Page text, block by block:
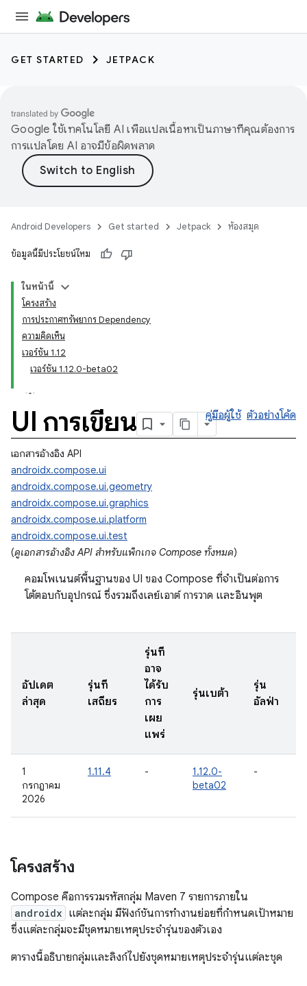
GET STARTED JETPACK
Google ใช้เทคโนโลยี AI เพื่อแปลเนื้อหาเป็นภาษาที่คุณต้องการ
การแปลโดย AI อาจมีข้อผิดพลาด
Android Developers Get started Jetpack ห้องสมุด
ข้อมูลนี้มีประโยชน์ไหม
ในหน้านี้
โครงสร้าง
การประกาศทรัพยากร Dependency
ความคิดเห็น
เวอร์ชัน 1.12
เวอร์ชัน 1.12.0-beta02
UI การเขียน คู่มือผู้ใช้ ตัวอย่างโค้ด
เอกสารอ้างอิง API
androidx.compose.ui
androidx.compose.ui.geometry
androidx.compose.ui.graphics
androidx.compose.ui.platform
androidx.compose.ui.test
(ดูเอกสารอ้างอิง API สำหรับแพ็กเกจ Compose ทั้งหมด)
คอมโพเนนต์พื้นฐานของ UI ของ Compose ที่จำเป็นต่อการ
โต้ตอบกับอุปกรณ์ ซึ่งรวมถึงเลย์เอาต์ การวาด และอินพุต
อัปเดต
ล่าสุด
รุ่นที่
เสถียร
รุ่นที่
อาจ
ได้รับ
การ
เผย
แพร่
รุ่นเบต้า
รุ่น
อัลฟ่า
1
กรกฎาคม
2026
1.11.4 -
1.12.0-
beta02
-
โครงสร้าง
Compose คือการรวมรหัสกลุ่ม Maven 7 รายการภายใน
androidx แต่ละกลุ่ม มีฟังก์ชันการทำงานย่อยที่กำหนดเป้าหมาย
ซึ่งแต่ละกลุ่มจะมีชุดหมายเหตุประจำรุ่นของตัวเอง
ตารางนี้อธิบายกลุ่มและลิงก์ไปยังชุดหมายเหตุประจำรุ่นแต่ละชุด